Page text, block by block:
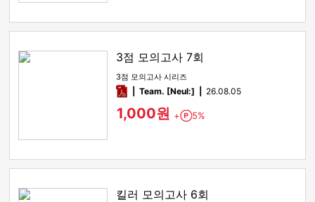
3점 모의고사 7회
3점 모의고사 시리즈
pdfTeam. [Neul:] 26.08.05
1,000원 + Point
5%
킬러 모의고사 6회